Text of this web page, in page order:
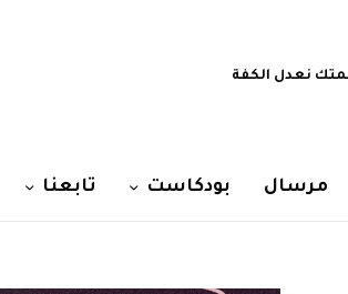
نعدل الكفة
مرسال بودكاست تابعنا